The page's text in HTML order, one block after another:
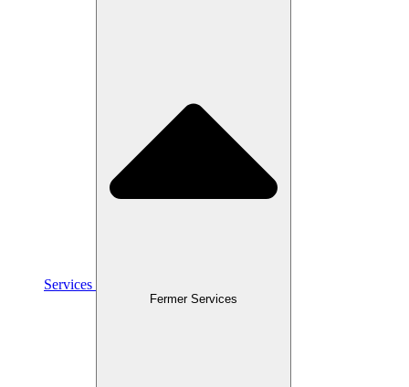
Services
Fermer Services